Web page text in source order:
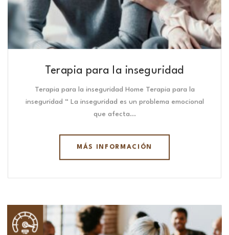
Terapia para la inseguridad
Terapia para la inseguridad Home Terapia para la
inseguridad “ La inseguridad es un problema emocional
que afecta…
MÁS INFORMACIÓN